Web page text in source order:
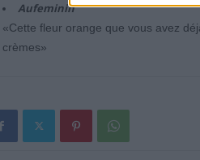
Aufeminin
«Cette fleur orange que vous avez
crèmes»